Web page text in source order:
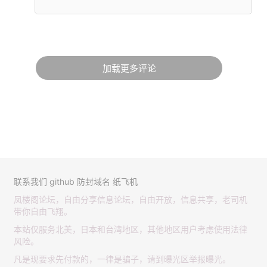
加载更多评论
联系我们 github 防封域名 纸飞机
凤楼阁论坛，自由分享信息论坛，自由开放，信息共享，老司机
带你自由飞翔。
本站仅服务北美，日本和台湾地区，其他地区用户考虑使用法律
风险。
凡是现要求先付款的，一律是骗子，请到曝光区举报曝光。